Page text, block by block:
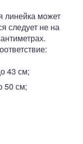
линейка может
следует не на
43 см;
50 см;